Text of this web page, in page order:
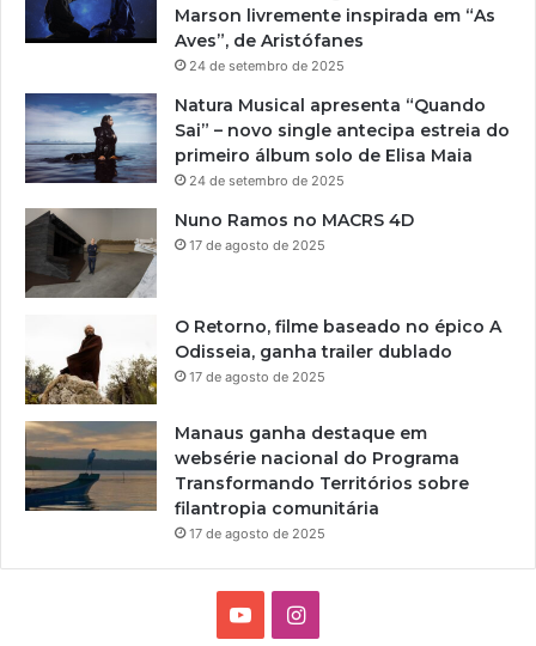
Marson livremente inspirada em “As
Aves”, de Aristófanes
24 de setembro de 2025
Natura Musical apresenta “Quando
Sai” – novo single antecipa estreia do
primeiro álbum solo de Elisa Maia
24 de setembro de 2025
Nuno Ramos no MACRS 4D
17 de agosto de 2025
O Retorno, filme baseado no épico A
Odisseia, ganha trailer dublado
17 de agosto de 2025
Manaus ganha destaque em
websérie nacional do Programa
Transformando Territórios sobre
filantropia comunitária
17 de agosto de 2025
I